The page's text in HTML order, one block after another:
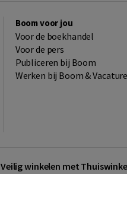
Boom voor jou
Voor de boekhandel
Voor de pers
Publiceren bij Boom
Werken bij Boom &
Veilig winkelen met